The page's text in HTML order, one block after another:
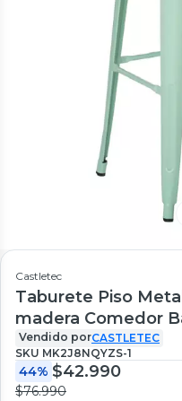
Castletec
Taburete Piso Metal Tolix asiento
madera Comedor
Vendido porCASTLETEC
SKU MK2J8NQYZS-1
44% $42.990
$76.990